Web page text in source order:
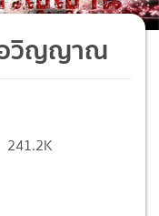
อวิญญาณ
241.2K